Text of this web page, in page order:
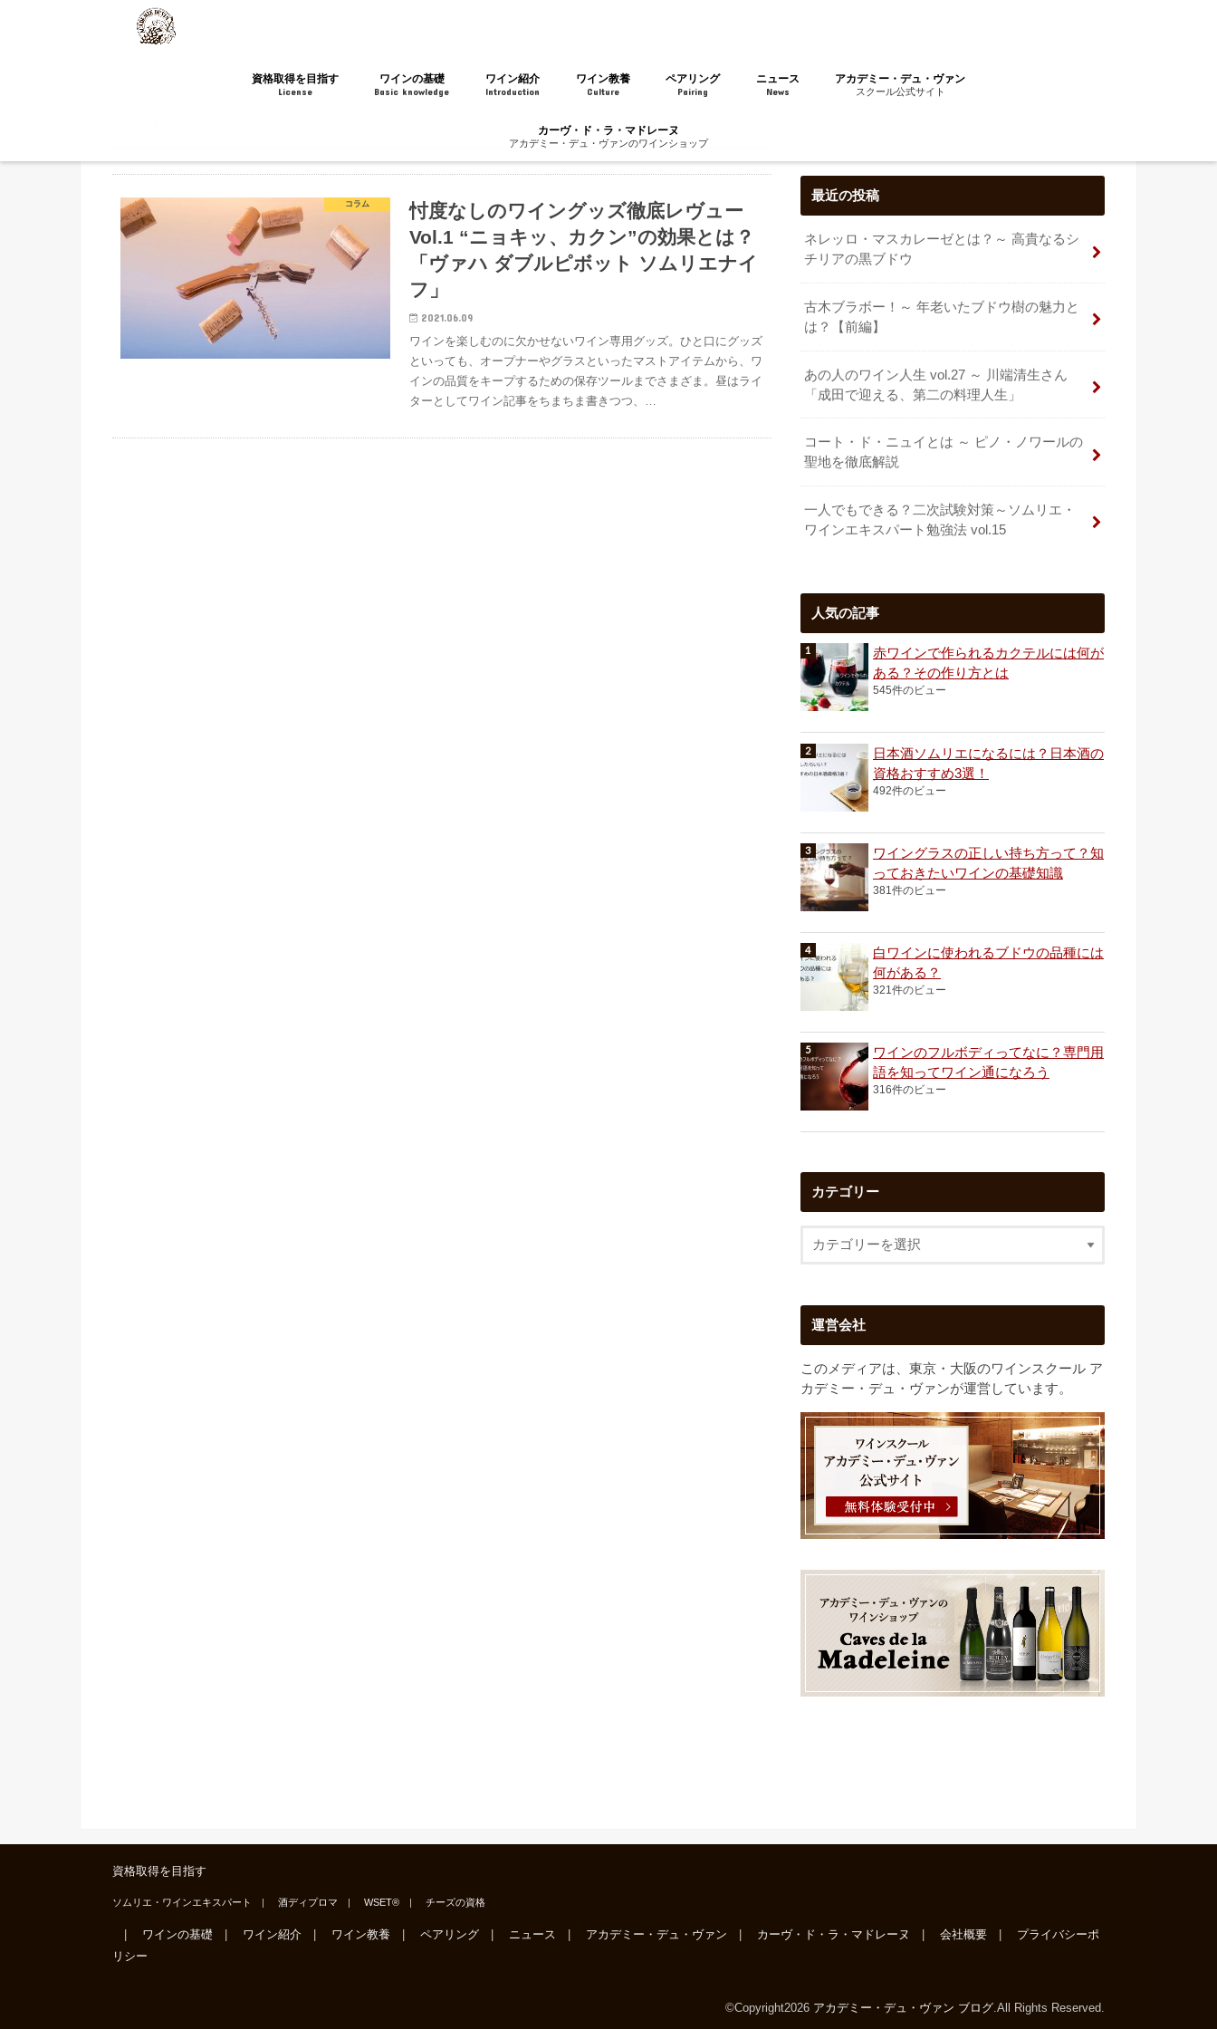
資格取得を目指す
License
ワインの基礎
Basic knowledge
ワイン紹介
Introduction
ワイン教養
Culture
ペアリング
Pairing
ニュース
News
アカデミー・デュ・ヴァン
スクール公式サイト
カーヴ・ド・ラ・マドレーヌ
アカデミー・デュ・ヴァンのワインショップ
HOME タグ : ファルファッリ
コラム
忖度なしのワイングッズ徹底レヴュー
Vol.1 “ニョキッ、カクン”の効果とは？
「ヴァハ ダブルピボット ソムリエナイ
フ」
2021.06.09
ワインを楽しむのに欠かせないワイン専用グッズ。ひと口にグッズ
といっても、オープナーやグラスといったマストアイテムから、ワ
インの品質をキープするための保存ツールまでさまざま。昼はライ
ターとしてワイン記事をちまちま書きつつ、…
最近の投稿
ネレッロ・マスカレーゼとは？～ 高貴なるシ
チリアの黒ブドウ
古木ブラボー！～ 年老いたブドウ樹の魅力と
は？【前編】
あの人のワイン人生 vol.27 ～ 川端清生さん
「成田で迎える、第二の料理人生」
コート・ド・ニュイとは ～ ピノ・ノワールの
聖地を徹底解説
一人でもできる？二次試験対策～ソムリエ・
ワインエキスパート勉強法 vol.15
人気の記事
赤ワインで作られるカクテルには何が
ある？その作り方とは
545件のビュー
日本酒ソムリエになるには？日本酒の
資格おすすめ3選！
492件のビュー
ワイングラスの正しい持ち方って？知
っておきたいワインの基礎知識
381件のビュー
白ワインに使われるブドウの品種には
何がある？
321件のビュー
ワインのフルボディってなに？専門用
語を知ってワイン通になろう
316件のビュー
カテゴリー
運営会社
このメディアは、東京・大阪のワインスクール ア
カデミー・デュ・ヴァンが運営しています。
資格取得を目指す
ソムリエ・ワインエキスパート 酒ディプロマ WSET® チーズの資格
ワインの基礎 ワイン紹介 ワイン教養 ペアリング ニュース アカデミー・デュ・ヴァン カーヴ・ド・ラ・マドレーヌ 会社概要
プライバシーポ
リシー
©Copyright2026 アカデミー・デュ・ヴァン ブログ.All Rights Reserved.